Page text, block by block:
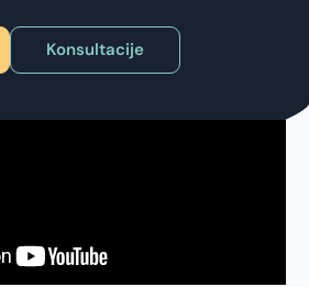
Konsultacije